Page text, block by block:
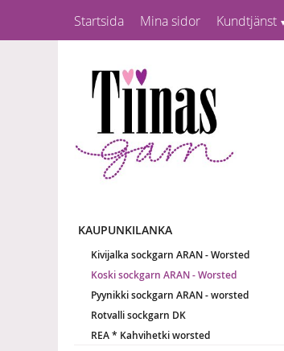
Startsida Mina sidor Kundtjänst
KAUPUNKILANKA
Kivijalka sockgarn ARAN - Worsted
Koski sockgarn ARAN - Worsted
Pyynikki sockgarn ARAN - worsted
Rotvalli sockgarn DK
REA * Kahvihetki worsted